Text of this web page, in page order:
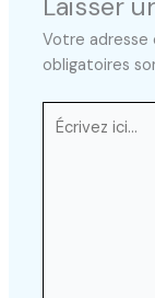
Votre adresse
obligatoires
Écrivez
ici…